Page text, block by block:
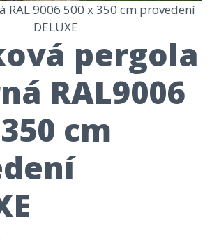
RAL 9006 500 x 350 cm provedení
DELUXE
pergola
RAL9006
cm